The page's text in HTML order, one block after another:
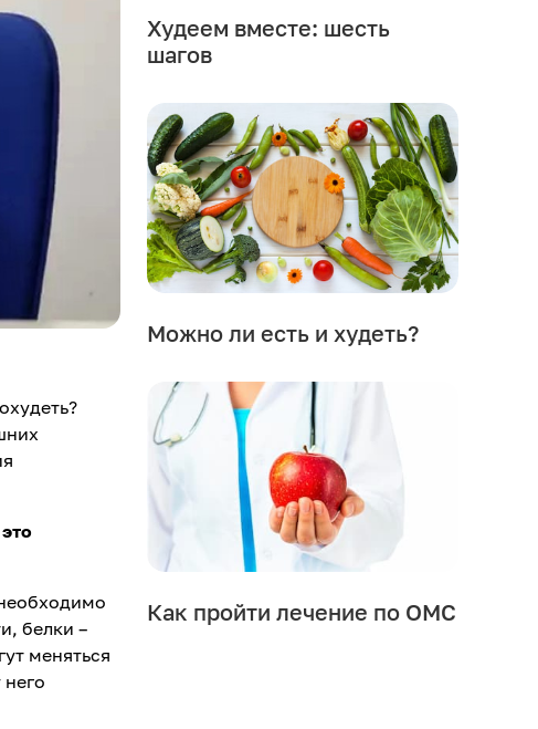
белки –
меняться
Худеем вместе: шесть
шагов
Можно ли есть и худеть?
Как пройти лечение по ОМС